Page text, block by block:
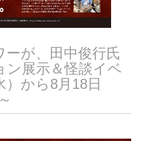
ーが、田中俊行氏
ン展示＆怪談イベ
）から8月18日